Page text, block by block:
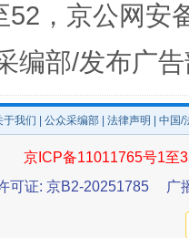
52，京公网安
编部/发布广
于我们 公众采编部 法律声明 | 中国
京ICP备11011765号1至
可证: 京B2-20251785
广